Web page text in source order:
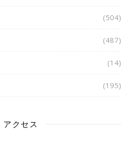
(504)
(487)
(14)
(195)
アクセス